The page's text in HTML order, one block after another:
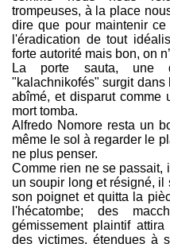
trompeuses, à la place
dire que pour maintenir
l'éradication de tout
forte autorité mais bon, on
La porte sauta, une
"kalachnikofés" surgit
abîmé, et disparut comme
mort tomba.
Alfredo Nomore resta un
même le sol à regarder le
ne plus penser.
Comme rien ne se passait,
un soupir long et résigné, il
son poignet et quitta la
l'hécatombe; des
gémissement plaintif
des victimes, étendues à